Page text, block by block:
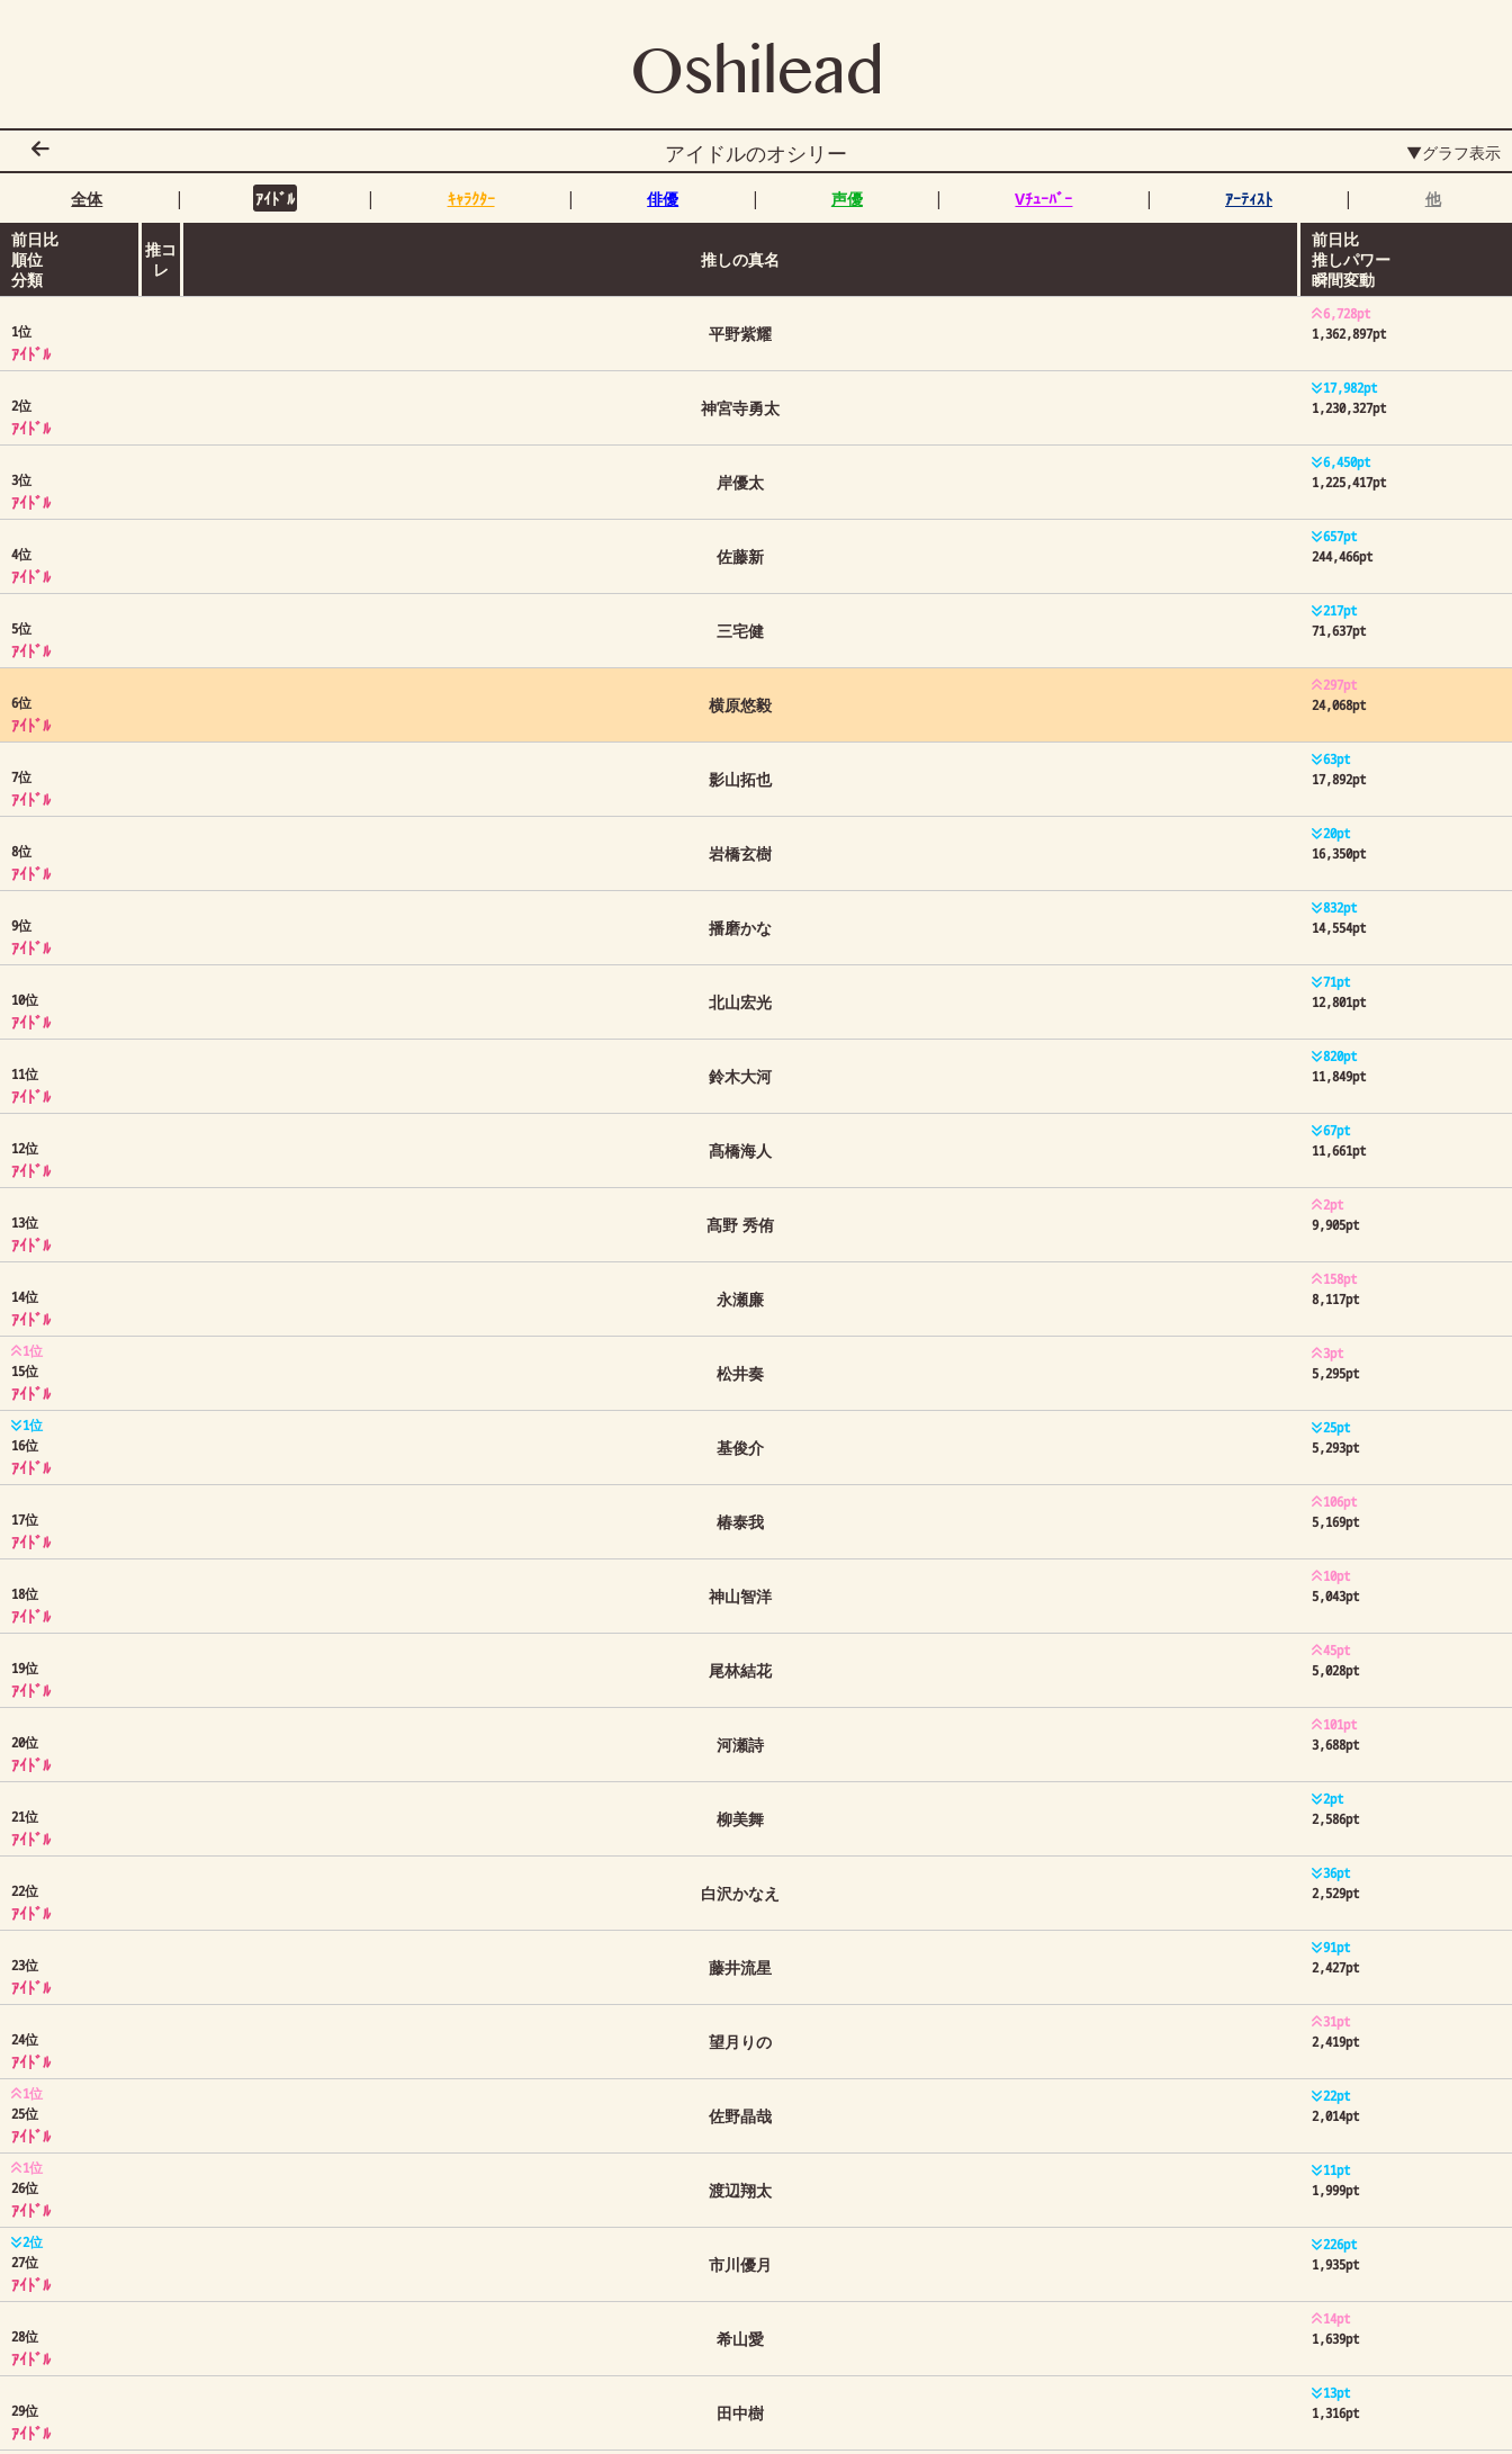
Oshilead
アイドルのオシリー ▼グラフ表示
全体 | ｱｲﾄﾞﾙ | ｷｬﾗｸﾀｰ | 俳優 | 声優 | Vﾁｭｰﾊﾞｰ | ｱｰﾃｨｽﾄ |
他
前日比
順位
分類
推コ
レ
推しの真名
前日比
推しパワー
瞬間変動
1位
ｱｲﾄﾞﾙ
平野紫耀
6,728pt
1,362,897pt
2位
ｱｲﾄﾞﾙ
神宮寺勇太
17,982pt
1,230,327pt
3位
ｱｲﾄﾞﾙ
岸優太
6,450pt
1,225,417pt
4位
ｱｲﾄﾞﾙ
佐藤新
657pt
244,466pt
5位
ｱｲﾄﾞﾙ
三宅健
217pt
71,637pt
6位
ｱｲﾄﾞﾙ
横原悠毅
297pt
24,068pt
7位
ｱｲﾄﾞﾙ
影山拓也
63pt
17,892pt
8位
ｱｲﾄﾞﾙ
岩橋玄樹
20pt
16,350pt
9位
ｱｲﾄﾞﾙ
播磨かな
832pt
14,554pt
10位
ｱｲﾄﾞﾙ
北山宏光
71pt
12,801pt
11位
ｱｲﾄﾞﾙ
鈴木大河
820pt
11,849pt
12位
ｱｲﾄﾞﾙ
髙橋海人
67pt
11,661pt
13位
ｱｲﾄﾞﾙ
髙野 秀侑
2pt
9,905pt
14位
ｱｲﾄﾞﾙ
永瀬廉
158pt
8,117pt
1位
15位
ｱｲﾄﾞﾙ
松井奏
3pt
5,295pt
1位
16位
ｱｲﾄﾞﾙ
基俊介
25pt
5,293pt
17位
ｱｲﾄﾞﾙ
椿泰我
106pt
5,169pt
18位
ｱｲﾄﾞﾙ
神山智洋
10pt
5,043pt
19位
ｱｲﾄﾞﾙ
尾林結花
45pt
5,028pt
20位
ｱｲﾄﾞﾙ
河瀬詩
101pt
3,688pt
21位
ｱｲﾄﾞﾙ
柳美舞
2pt
2,586pt
22位
ｱｲﾄﾞﾙ
白沢かなえ
36pt
2,529pt
23位
ｱｲﾄﾞﾙ
藤井流星
91pt
2,427pt
24位
ｱｲﾄﾞﾙ
望月りの
31pt
2,419pt
1位
25位
ｱｲﾄﾞﾙ
佐野晶哉
22pt
2,014pt
1位
26位
ｱｲﾄﾞﾙ
渡辺翔太
11pt
1,999pt
2位
27位
ｱｲﾄﾞﾙ
市川優月
226pt
1,935pt
28位
ｱｲﾄﾞﾙ
希山愛
14pt
1,639pt
29位
ｱｲﾄﾞﾙ
田中樹
13pt
1,316pt